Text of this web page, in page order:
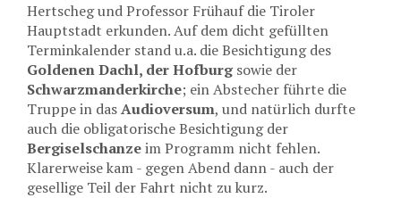
Hertscheg und Professor Frühauf die Tiroler
Hauptstadt erkunden. Auf dem dicht gefüllten
Terminkalender stand u.a. die Besichtigung des
Goldenen Dachl, der Hofburgsowie der
Schwarzmanderkirche; ein Abstecher führte die
Truppe in dasAudioversum, und natürlich durfte
auch die obligatorische Besichtigung der
Bergiselschanzeim Programm nicht fehlen.
Klarerweise kam - gegen Abend dann - auch der
gesellige Teil der Fahrt nicht zu kurz.